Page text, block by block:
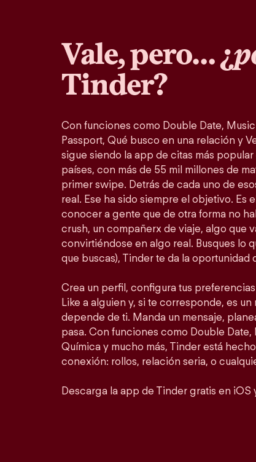
Vale, pero… ¿
Tinder?
Con funciones como Double Date,
Passport, Qué busco en una relación y
sigue siendo la app de citas más
países, con más de 55 mil millones de
primer swipe. Detrás de cada uno de
real. Ese ha sido siempre el objetivo. Es
conocer a gente que de otra forma no
crush, un compañerx de viaje, algo que
convirtiéndose en algo real. Busques lo
que buscas), Tinder te da la oportunidad
Crea un perfil, configura tus
Like a alguien y, si te corresponde, es
depende de ti. Manda un mensaje,
pasa. Con funciones como Double Date,
Química y mucho más, Tinder está
conexión: rollos, relación seria, o
Descarga la app de Tinder gratis en iOS